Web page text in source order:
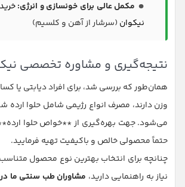
مکمل عالی برای خونسازی و انرژی:
نیکوان (سرشار از آهن و کلسیم)
نتیجه‌گیری و مشاوره تخصصی
همان‌طور که بررسی شد، برای افراد دیابتی یا
وزن دارند، مصرف انواع رژیمی شامل حلوا
می‌شود. جهت بهره‌گیری از **خواص حلوا
حتماً محصولی خالص و باکیفیت تهیه فرمایید.
چنانچه برای انتخاب بهترین نوع محصول
نیاز به راهنمایی دارید، مشاوران طب سنتی ما